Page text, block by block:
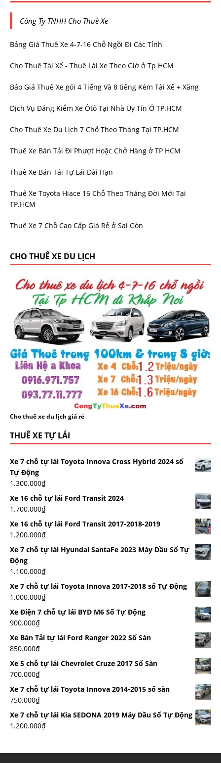
Công Ty TNHH Cho Thuê Xe
Bảng Giá Thuê Xe 4-7-16 Chỗ Ngồi Đi Các Tỉnh
Cho Thuê Tài Xế - Thuê Lái Xe Theo Giờ ở Tp HCM
Báo Giá Thuê Xe gói 4 Tiếng Và 8 tiếng Kèm Tài Xế + Xăng
Dịch Vụ Đăng Kiểm Xe Ôtô Tại Nhà Uy Tín Ở TP.HCM
Cho Thuê Xe Du Lịch 7 Chỗ Theo Tháng Tại TP.HCM
Thuê Xe Bán Tải Đi Phượt Hoặc Chở Hàng ở TP HCM
Thuê Xe Bán Tải Tự Lái Dài Hạn
Thuê Xe Toyota Hiace 16 Chỗ Theo Tháng Đời Mới Tại
TP.HCM
Thuê Xe 7 Chỗ Cao Cấp Giá Rẻ ở Sai Gòn
CHO THUÊ XE DU LỊCH
Cho thuê xe du lịch giá rẻ
THUÊ XE TỰ LÁI
Xe 7 chỗ tự lái Toyota Innova Cross Hybrid 2024 số
Tự Động
1.300.000₫
Xe 16 chỗ tự lái Ford Transit 2024
1.700.000₫
Xe 16 chỗ tự lái Ford Transit 2017-2018-2019
1.200.000₫
Xe 7 chỗ tự lái Hyundai SantaFe 2023 Máy Dầu Số Tự
Động
1.100.000₫
Xe 7 chỗ tự lái Toyota Innova 2017-2018 số Tự Động
1.000.000₫
Xe Điện 7 chỗ tự lái BYD M6 Số Tự Động
900.000₫
Xe Bán Tải tự lái Ford Ranger 2022 Số Sàn
850.000₫
Xe 5 chỗ tự lái Chevrolet Cruze 2017 Số Sàn
700.000₫
Xe 7 chỗ tự lái Toyota Innova 2014-2015 số sàn
750.000₫
Xe 7 chỗ tự lái Kia SEDONA 2019 Máy Dầu Số Tự Động
1.200.000₫